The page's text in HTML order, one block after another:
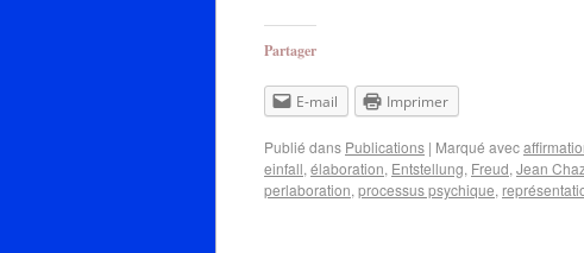
Partager
E-mail Imprimer
Publié dans Publications | Marqué avec
einfall, élaboration, Entstellung, Freud, Jean
perlaboration, processus psychique,